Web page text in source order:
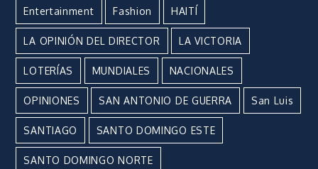
Entertainment Fashion HAITÍ
LA OPINIÓN DEL DIRECTOR LA VICTORIA
LOTERÍAS MUNDIALES NACIONALES
OPINIONES SAN ANTONIO DE GUERRA San Luis
SANTIAGO SANTO DOMINGO ESTE
SANTO DOMINGO NORTE